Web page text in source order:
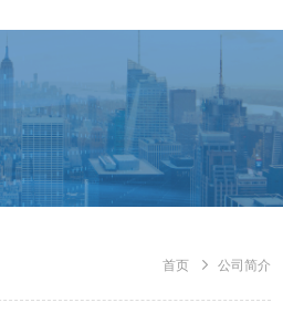
首页 公司简介